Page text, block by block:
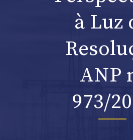
à Luz
ANP
973/